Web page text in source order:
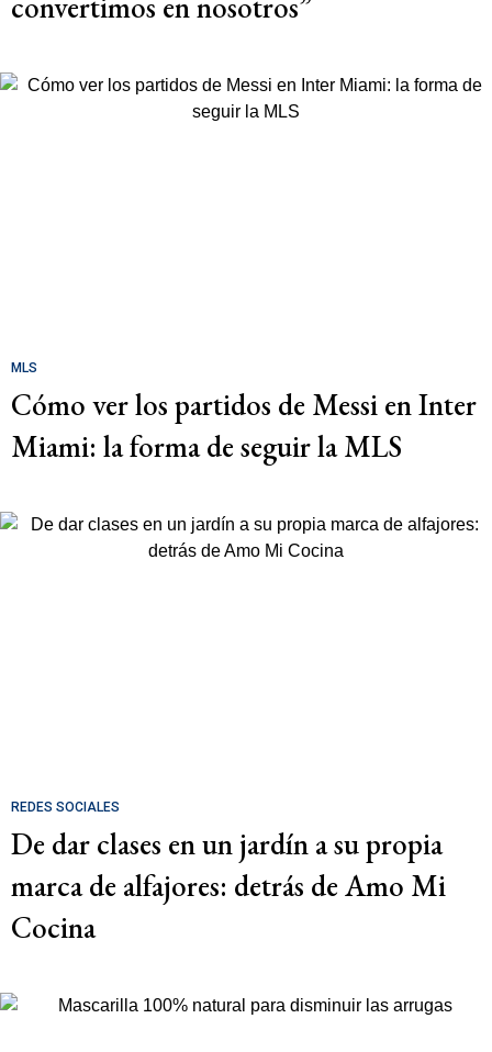
MLS
Cómo ver los partidos de Messi en Inter
Miami: la forma de seguir la MLS
REDES SOCIALES
De dar clases en un jardín a su propia
marca de alfajores: detrás de Amo Mi
Cocina